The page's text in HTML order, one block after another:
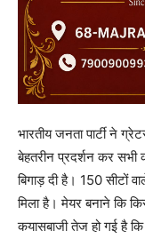
भारतीय जनता पार्टी ने
बेहतरीन प्रदर्शन कर सभी
बिगाड़ दी है। 150 सीटों
मिला है। मेयर बनाने कि
कयासबाजी तेज हो गई है